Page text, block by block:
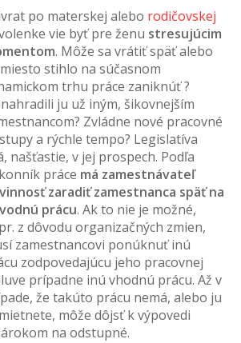
po materskej alebo rodičovskej
vie byť pre ženu stresujúcim
. Môže sa vrátiť späť alebo
stihlo na súčasnom
trhu práce zaniknúť ?
ju už iným, šikovnejším
Zvládne nové pracovné
a rýchle tempo? Legislatíva
našťastie, v jej prospech. Podľa
práce má zamestnávateľ
zaradiť zamestnanca späť na
prácu. Ak to nie je možné,
z dôvodu organizačných zmien,
zamestnancovi ponúknuť inú
zodpovedajúcu jeho pracovnej
prípadne inú vhodnú prácu. Až v
že takúto prácu nemá, alebo ju
môže dôjsť k výpovedi
na odstupné.